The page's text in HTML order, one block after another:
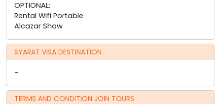
OPTIONAL:
Rental Wifi Portable
Alcazar Show
SYARAT VISA DESTINATION
-
TERMS AND CONDITION JOIN TOURS